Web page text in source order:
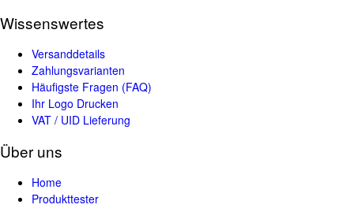
Wissenswertes
Versanddetails
Zahlungsvarianten
Häufigste Fragen (FAQ)
Ihr Logo Drucken
VAT / UID Lieferung
Über uns
Home
Produkttester